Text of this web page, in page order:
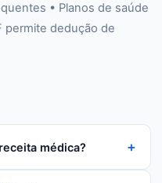
• Planos de saúde
permite dedução de
médica? +